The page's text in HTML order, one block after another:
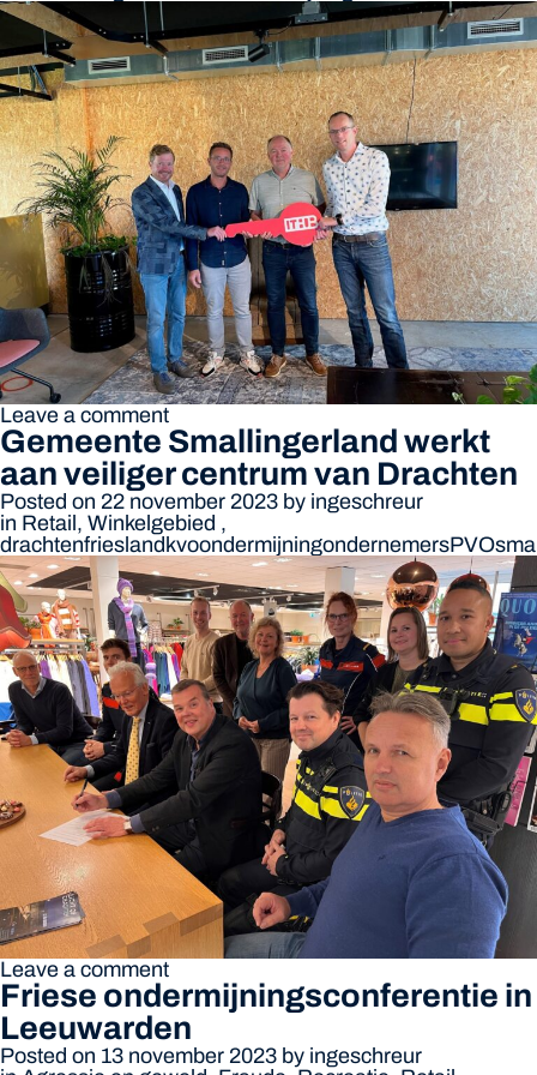
Leave a comment
Gemeente Smallingerland werkt
aan veiliger centrum van Drachten
Posted on 22 november 2023 by ingeschreur
in Retail, Winkelgebied ,
drachtenfrieslandkvoondermijningondernemersPVO
Leave a comment
Friese ondermijningsconferentie in
Leeuwarden
Posted on 13 november 2023 by ingeschreur